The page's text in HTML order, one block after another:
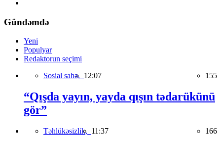
Gündəmdə
Yeni
Populyar
Redaktorun seçimi
Sosial sahə, 12:07 155
“Qışda yayın, yayda qışın tədarükünü
gör”
Təhlükəsizlik, 11:37 166